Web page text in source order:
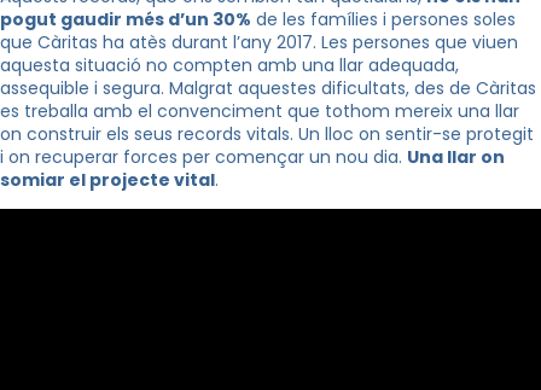
pogut gaudir més d’un 30% de les famílies i persones soles
que Càritas ha atès durant l’any 2017. Les persones que viuen
aquesta situació no compten amb una llar adequada,
assequible i segura. Malgrat aquestes dificultats, des de Càritas
es treballa amb el convenciment que tothom mereix una llar
on construir els seus records vitals. Un lloc on sentir-se protegit
i on recuperar forces per començar un nou dia. Una llar on
somiar el projecte vital.